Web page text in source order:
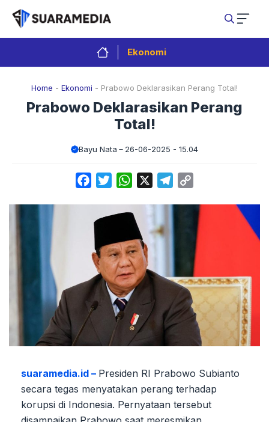
Langsung
isi
Ekonomi
Home - Ekonomi - Prabowo Deklarasikan Perang Total!
Prabowo Deklarasikan Perang
Total!
Bayu Nata 26-06-2025 - 15.04
FacebookTwitterWhatsApp Telegram
suaramedia.id – Presiden RI Prabowo Subianto
secara tegas menyatakan perang terhadap
korupsi di Indonesia. Pernyataan tersebut